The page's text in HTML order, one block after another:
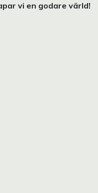
vi en godare värld!